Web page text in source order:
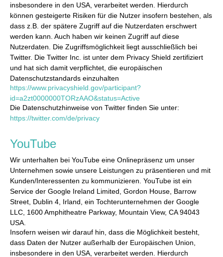
insbesondere in den USA, verarbeitet werden. Hierdurch
können gesteigerte Risiken für die Nutzer insofern bestehen, als
dass z.B. der spätere Zugriff auf die Nutzerdaten erschwert
werden kann. Auch haben wir keinen Zugriff auf diese
Nutzerdaten. Die Zugriffsmöglichkeit liegt ausschließlich bei
Twitter. Die Twitter Inc. ist unter dem Privacy Shield zertifiziert
und hat sich damit verpflichtet, die europäischen
Datenschutzstandards einzuhalten
https://www.privacyshield.gov/participant?
id=a2zt0000000TORzAAO&status=Active
Die Datenschutzhinweise von Twitter finden Sie unter:
https://twitter.com/de/privacy
YouTube
Wir unterhalten bei YouTube eine Onlinepräsenz um unser
Unternehmen sowie unsere Leistungen zu präsentieren und mit
Kunden/Interessenten zu kommunizieren. YouTube ist ein
Service der Google Ireland Limited, Gordon House, Barrow
Street, Dublin 4, Irland, ein Tochterunternehmen der Google
LLC, 1600 Amphitheatre Parkway, Mountain View, CA 94043
USA.
Insofern weisen wir darauf hin, dass die Möglichkeit besteht,
dass Daten der Nutzer außerhalb der Europäischen Union,
insbesondere in den USA, verarbeitet werden. Hierdurch